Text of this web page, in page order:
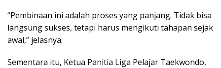
“Pembinaan ini adalah proses yang panjang. Tidak bisa
langsung sukses, tetapi harus mengikuti tahapan sejak
awal,” jelasnya.
Sementara itu, Ketua Panitia Liga Pelajar Taekwondo,